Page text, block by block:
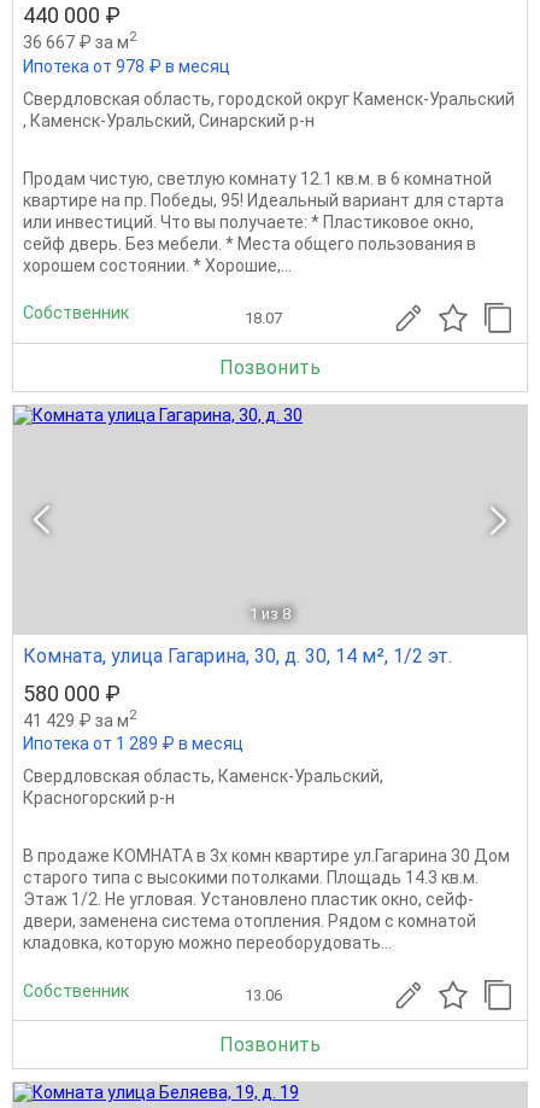
440 000 ₽
36 667 ₽ за м2
Ипотека от 978 ₽ в месяц
Свердловская область, городской округ Каменск-Уральский
, Каменск-Уральский, Синарский р-н
Продам чистую, светлую комнату 12.1 кв.м. в 6 комнатной
квартире на пр. Победы, 95! Идеальный вариант для старта
или инвестиций. Что вы получаете: * Пластиковое окно,
сейф дверь. Без мебели. * Места общего пользования в
хорошем состоянии. * Хорошие,...
Собственник 18.07
Позвонить
1 из 8
Комната, улица Гагарина, 30, д. 30, 14 м², 1/2 эт.
580 000 ₽
41 429 ₽ за м2
Ипотека от 1 289 ₽ в месяц
Свердловская область, Каменск-Уральский,
Красногорский р-н
В продаже КОМНАТА в 3х комн квартире ул.Гагарина 30 Дом
старого типа с высокими потолками. Площадь 14.3 кв.м.
Этаж 1/2. Не угловая. Установлено пластик окно, сейф-
двери, заменена система отопления. Рядом с комнатой
кладовка, которую можно переоборудовать...
Собственник 13.06
Позвонить